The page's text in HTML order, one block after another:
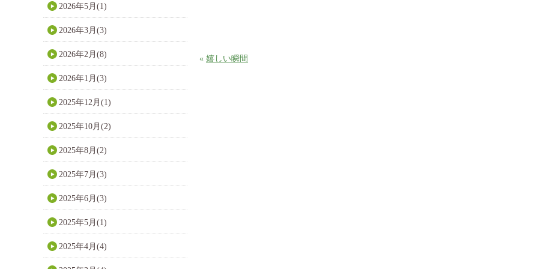
« 嬉しい瞬間
2026年5月(1)
2026年3月(3)
2026年2月(8)
2026年1月(3)
2025年12月(1)
2025年10月(2)
2025年8月(2)
2025年7月(3)
2025年6月(3)
2025年5月(1)
2025年4月(4)